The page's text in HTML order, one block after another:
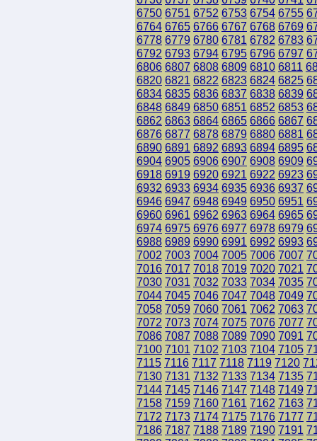
6750 6751 6752 6753 6754 6755
6764 6765 6766 6767 6768 6769
6778 6779 6780 6781 6782 6783
6792 6793 6794 6795 6796 6797
6806 6807 6808 6809 6810 6811
6820 6821 6822 6823 6824 6825
6834 6835 6836 6837 6838 6839
6848 6849 6850 6851 6852 6853
6862 6863 6864 6865 6866 6867
6876 6877 6878 6879 6880 6881
6890 6891 6892 6893 6894 6895
6904 6905 6906 6907 6908 6909
6918 6919 6920 6921 6922 6923
6932 6933 6934 6935 6936 6937
6946 6947 6948 6949 6950 6951
6960 6961 6962 6963 6964 6965
6974 6975 6976 6977 6978 6979
6988 6989 6990 6991 6992 6993
7002 7003 7004 7005 7006 7007
7016 7017 7018 7019 7020 7021
7030 7031 7032 7033 7034 7035
7044 7045 7046 7047 7048 7049
7058 7059 7060 7061 7062 7063
7072 7073 7074 7075 7076 7077
7086 7087 7088 7089 7090 7091
7100 7101 7102 7103 7104 7105
7115 7116 7117 7118 7119 7120
7130 7131 7132 7133 7134 7135
7144 7145 7146 7147 7148 7149
7158 7159 7160 7161 7162 7163
7172 7173 7174 7175 7176 7177
7186 7187 7188 7189 7190 7191